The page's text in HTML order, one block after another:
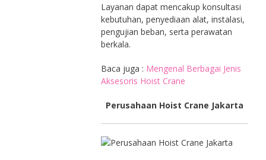
Layanan dapat mencakup konsultasi
kebutuhan, penyediaan alat, instalasi,
pengujian beban, serta perawatan
berkala.
Baca juga : Mengenal Berbagai Jenis
Aksesoris Hoist Crane
Perusahaan Hoist Crane Jakarta